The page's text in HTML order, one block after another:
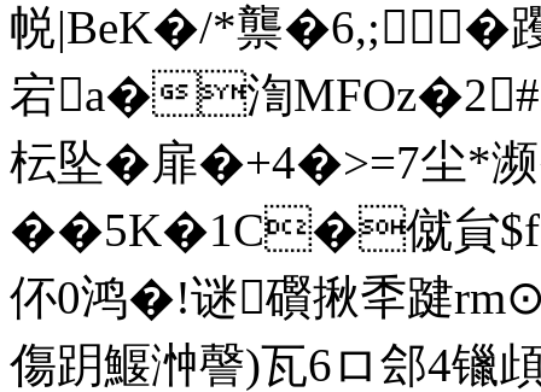
帨|BeK�/*龒�6,; �
宕a�渹MFOz�2#
枟坠�扉�+4�>=7尘*
��5K�1C�僦貟$f
伓0鸿�!谜礥揪秊踺
傷跀鰋浺謦)瓦6ロ郐4